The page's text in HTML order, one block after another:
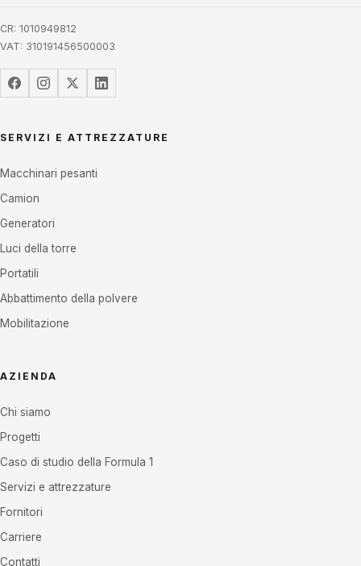
CR: 1010949812
VAT: 310191456500003
SERVIZI E ATTREZZATURE
Macchinari pesanti
Camion
Generatori
Luci della torre
Portatili
Abbattimento della polvere
Mobilitazione
AZIENDA
Chi siamo
Progetti
Caso di studio della Formula 1
Servizi e attrezzature
Fornitori
Carriere
Contatti